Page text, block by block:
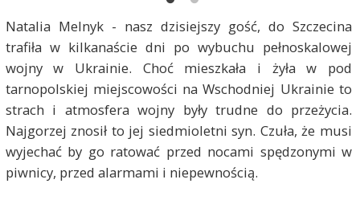
Natalia Melnyk - nasz dzisiejszy gość, do Szczecina
trafiła w kilkanaście dni po wybuchu pełnoskalowej
wojny w Ukrainie. Choć mieszkała i żyła w pod
tarnopolskiej miejscowości na Wschodniej Ukrainie to
strach i atmosfera wojny były trudne do przeżycia.
Najgorzej znosił to jej siedmioletni syn. Czuła, że musi
wyjechać by go ratować przed nocami spędzonymi w
piwnicy, przed alarmami i niepewnością.